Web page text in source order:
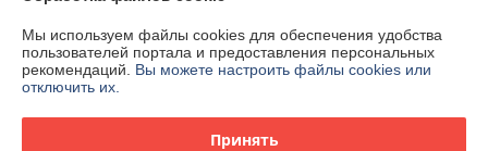
Контакты
Доставка и оплата
Мы используем файлы cookies для обеспечения удобства
пользователей портала и предоставления персональных
рекомендаций. Вы можете настроить файлы cookies или
отключить их.
Принять